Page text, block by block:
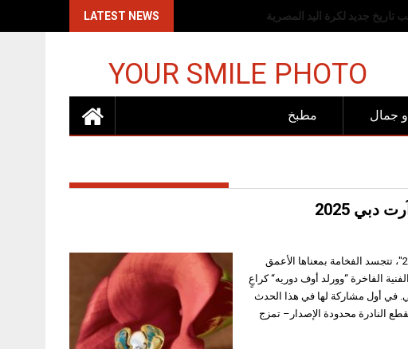
LATEST NEWS للانتهاكات الإسرائيلية
YOUR SMILE PHOTO
مطبخ جمال
2025
دبي، الإمارات العربية المتحدة – أبريل 2025 – في معرض “وورلد آرت دبي 2025″، تتجسد الفخامة بمعناها الأعمق
الفنية الفاخرة “وورلد أوف دوريه“ كراعٍ
في أول مشاركة لها في هذا الحدث
النادرة محدودة الإصدار– تمزج